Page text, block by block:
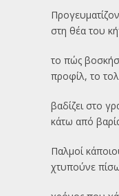
στη θέα του
το πώς
προφίλ, το
βαδίζει στο
κάτω από
Παλμοί
χτυπούνε